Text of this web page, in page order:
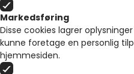
Markedsføring
Disse cookies lagrer
kunne foretage en personlig
hjemmesiden.